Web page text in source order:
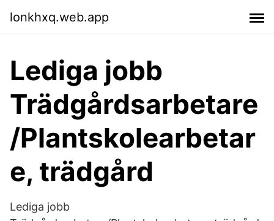
lonkhxq.web.app
Lediga jobb
Trädgårdsarbetare
/Plantskolearbetar
e, trädgård
Lediga jobb